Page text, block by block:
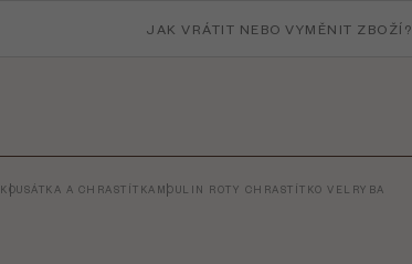
JAK VRÁTIT NEBO VYMĚNIT ZBOŽÍ?
KOUSÁTKA A CHRASTÍTKA MOULIN ROTY CHRASTÍTKO VELRYBA